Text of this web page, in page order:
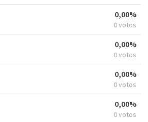
0,00%
0 votos
0,00%
0 votos
0,00%
0 votos
0,00%
0 votos